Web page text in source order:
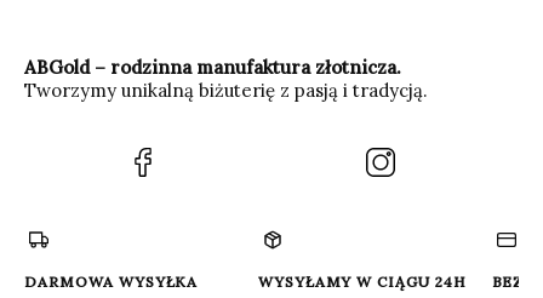
ABGold – rodzinna manufaktura złotnicza.
Tworzymy unikalną biżuterię z pasją i tradycją.
(Otwiera
się
DARMOWA WYSYŁKA
WYSYŁAMY W CIĄGU 24H